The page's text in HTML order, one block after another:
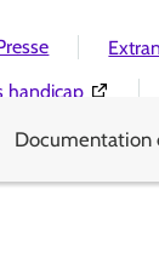
handicap
Documentation